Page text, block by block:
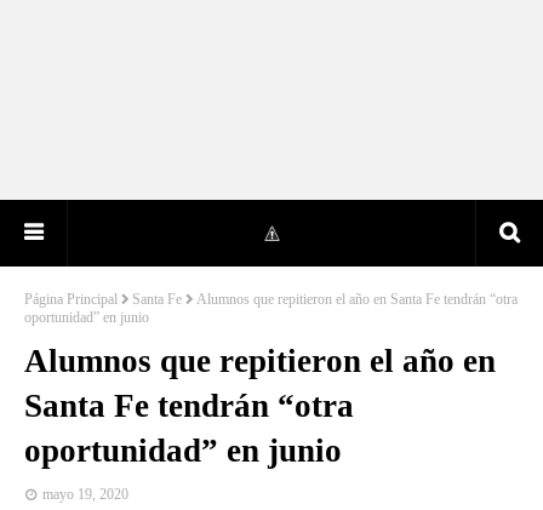
Página Principal Santa Fe
Alumnos que repitieron el año en Santa Fe tendrán “otra
oportunidad” en junio
Alumnos que repitieron el año en
Santa Fe tendrán “otra
oportunidad” en junio
mayo 19, 2020